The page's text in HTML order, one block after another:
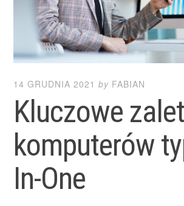
14 GRUDNIA 2021 by FABIAN
Kluczowe
komputerów
In-One